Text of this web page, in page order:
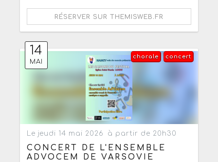
RÉSERVER SUR THEMISWEB.FR
14
MAI
concert
chorale
Le jeudi 14 mai 2026 à partir de 20h30
CONCERT DE L'ENSEMBLE
ADVOCEM DE VARSOVIE